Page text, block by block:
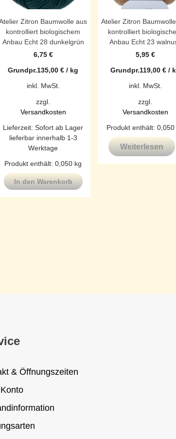
Zitron Baumwolle aus
kontrolliert biologischem
Anbau Echt 28 dunkelgrün
6,75 €
Grundpr.135,00 € / kg
inkl. MwSt.
zzgl.
Versandkosten
Lieferzeit: Sofort ab Lager
lieferbar innerhalb 1-3
Werktage
Produkt enthält: 0,050 kg
In den Warenkorb
Atelier Zitron
kontrolliert
Anbau Echt 23
5,95 €
Grundpr.119,00 €/
inkl. MwSt.
zzgl.
Versandkosten
Produkt enthält: 0,050
Weiterlesen
& Öffnungszeiten